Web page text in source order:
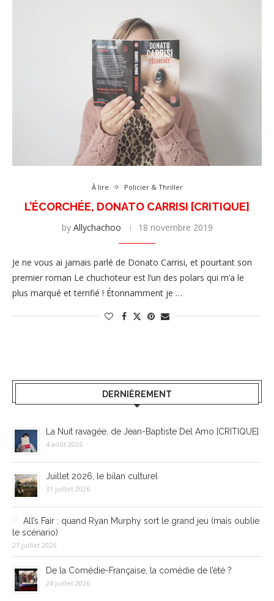
À lire Policier & Thriller
L’ÉCORCHÉE, DONATO CARRISI [CRITIQUE]
by Allychachoo 18 novembre 2019
Je ne vous ai jamais parlé de Donato Carrisi, et pourtant son
premier roman Le chuchoteur est l’un des polars qui m’a le
plus marqué et terrifié ! Étonnamment je …
DERNIÈREMENT
La Nuit ravagée, de Jean-Baptiste Del Amo [CRITIQUE]
4 août 2026
Juillet 2026, le bilan culturel
31 juillet 2026
All’s Fair : quand Ryan Murphy sort le grand jeu (mais oublie
le scénario)
27 juillet 2026
De la Comédie-Française, la comédie de l’été ?
24 juillet 2026